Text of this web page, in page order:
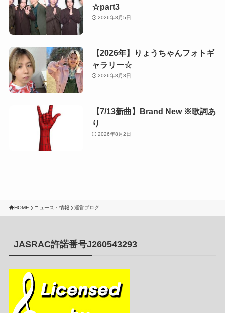
☆part3
2026年8月5日
【2026年】りょうちゃんフォトギ
ャラリー☆
2026年8月3日
【7/13新曲】Brand New ※歌詞あ
り
2026年8月2日
HOME ニュース・情報 運営ブログ
JASRAC許諾番号J260543293